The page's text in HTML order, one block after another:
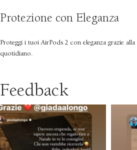
Protezione con Eleganza
Proteggi i tuoi AirPods 2 con eleganza grazie
quotidiano.
Feedback